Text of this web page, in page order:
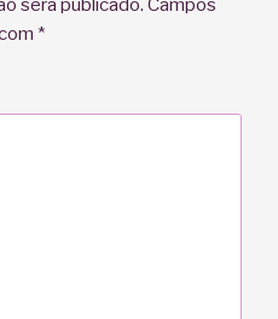
será publicado. Campos
*